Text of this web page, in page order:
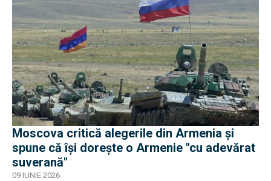
Moscova critică alegerile din Armenia și
spune că își dorește o Armenie "cu adevărat
suverană"
09 IUNIE 2026